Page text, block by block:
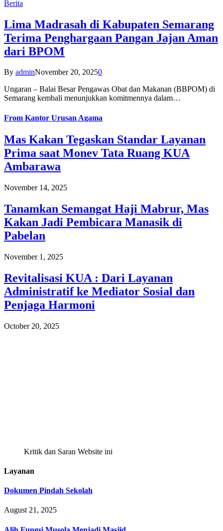
Berita
Lima Madrasah di Kabupaten Semarang
Terima Penghargaan Pangan Jajan Aman
dari BPOM
By adminNovember 20, 20250
Ungaran – Balai Besar Pengawas Obat dan Makanan (BBPOM) di
Semarang kembali menunjukkan komitmennya dalam…
From Kantor Urusan Agama
Mas Kakan Tegaskan Standar Layanan
Prima saat Monev Tata Ruang KUA
Ambarawa
November 14, 2025
Tanamkan Semangat Haji Mabrur, Mas
Kakan Jadi Pembicara Manasik di
Pabelan
November 1, 2025
Revitalisasi KUA : Dari Layanan
Administratif ke Mediator Sosial dan
Penjaga Harmoni
October 20, 2025
Kritik dan Saran Website ini
Layanan
Dokumen Pindah Sekolah
August 21, 2025